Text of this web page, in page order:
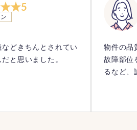
5
どきちんとされてい
と思いました。
物件の品
故障部位
るなど、